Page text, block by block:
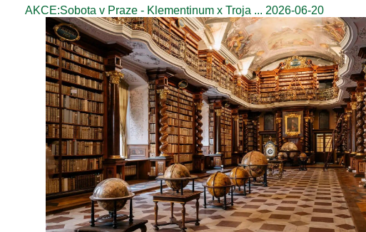
AKCE:Sobota v Praze - Klementinum x Troja ... 2026-06-20